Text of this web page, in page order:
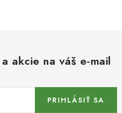
akcie na váš e-mail
PRIHLÁSIŤ SA